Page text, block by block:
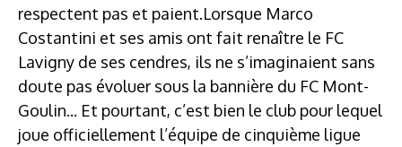
respectent pas et paient.Lorsque Marco
Costantini et ses amis ont fait renaître le FC
Lavigny de ses cendres, ils ne s’imaginaient sans
doute pas évoluer sous la bannière du FC Mont-
Goulin... Et pourtant, c’est bien le club pour lequel
joue officiellement l’équipe de cinquième ligue